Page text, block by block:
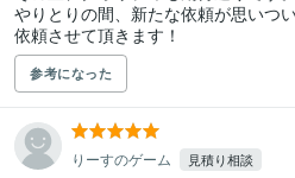
やりとりの間、新たな依頼が思いつ
依頼させて頂きます！
参考になった
りーすのゲーム 見積り相談